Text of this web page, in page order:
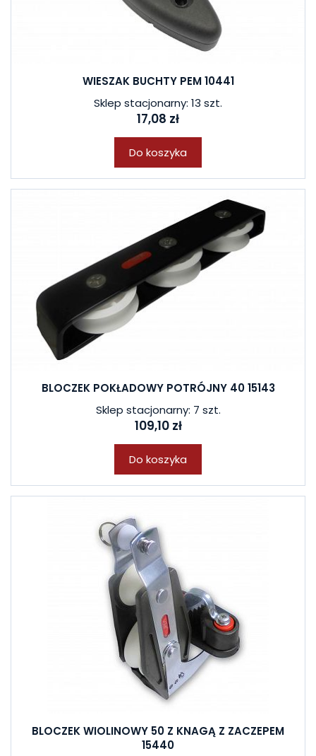
WIESZAK BUCHTY PEM 10441
Sklep stacjonarny: 13 szt.
17,08 zł
Do koszyka
BLOCZEK POKŁADOWY POTRÓJNY 40 15143
Sklep stacjonarny: 7 szt.
109,10 zł
Do koszyka
BLOCZEK WIOLINOWY 50 Z KNAGĄ Z ZACZEPEM
15440